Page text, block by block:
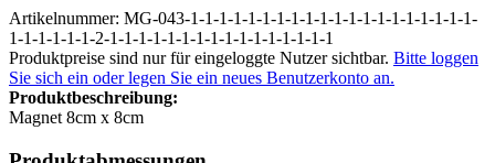
Artikelnummer: MG-043-1-1-1-1-1-1-1-1-1-1-1-1-1-1-1-1-1-1-1-1-
1-1-1-1-1-1-2-1-1-1-1-1-1-1-1-1-1-1-1-1-1-1-1
Produktpreise sind nur für eingeloggte Nutzer sichtbar. Bitte loggen
Sie sich ein oder legen Sie ein neues Benutzerkonto an.
Produktbeschreibung:
Magnet 8cm x 8cm